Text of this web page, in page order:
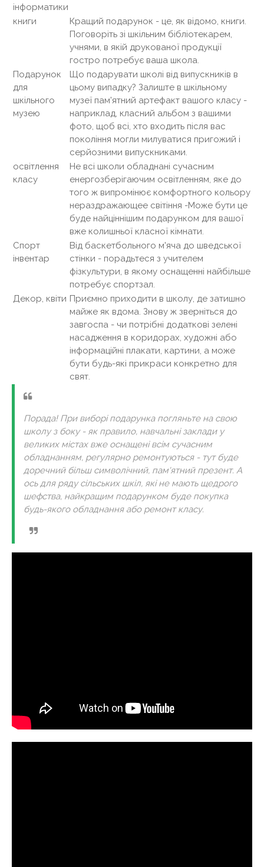
інформатики
книги
Кращий подарунок - це, як відомо, книги.
Поговоріть зі шкільним бібліотекарем,
учнями, в якій друкованої продукції
гостро потребує ваша школа.
Подарунок
для
шкільного
музею
Що подарувати школі від випускників в
цьому випадку? Залиште в шкільному
музеї пам'ятний артефакт вашого класу -
наприклад, класний альбом з вашими
фото, щоб всі, хто входить після вас
покоління могли милуватися пригожий і
серйозними випускниками.
освітлення
класу
Не всі школи обладнані сучасним
енергозберігаючим освітленням, яке до
того ж випромінює комфортного кольору
нераздражающее світіння -Може бути це
буде найціннішим подарунком для вашої
вже колишньої класної кімнати.
Спорт
інвентар
Від баскетбольного м'яча до шведської
стінки - порадьтеся з учителем
фізкультури, в якому оснащенні найбільше
потребує спортзал.
Декор, квіти Приємно приходити в школу, де затишно
майже як вдома. Знову ж зверніться до
завгоспа - чи потрібні додаткові зелені
насадження в коридорах, художні або
інформаційні плакати, картини, а може
бути будь-які прикраси конкретно для
свят.
Порада! При виборі подарунка погляньте на свою
школу з боку - як правило, навчальні заклади у
великих містах вже оснащені всім сучасним
обладнанням, регулярно ремонтуються - тут буде
доречний більш символічний, пам'ятний презент. А
ось для ряду сільських шкіл, які не мають щедрого
шефства, найкращим подарунком буде покупка
будь-якого обладнання або ремонт класу.